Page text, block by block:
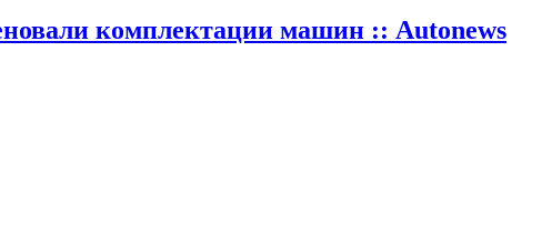
комплектации машин :: Autonews